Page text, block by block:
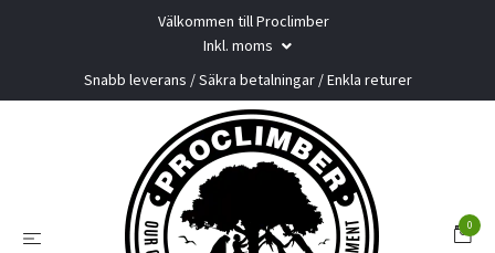
Välkommen till Proclimber
Inkl. moms
Snabb leverans / Säkra betalningar / Enkla returer
0